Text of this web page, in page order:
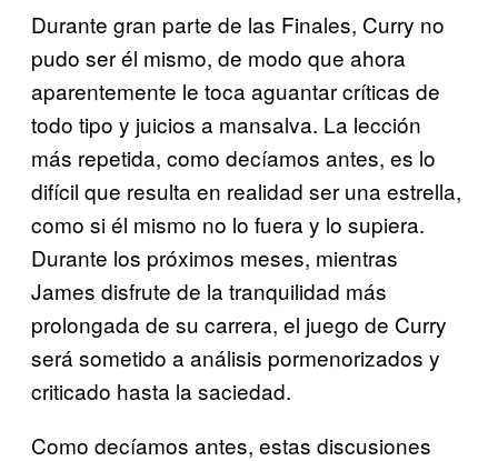
Durante gran parte de las Finales, Curry no
pudo ser él mismo, de modo que ahora
aparentemente le toca aguantar críticas de
todo tipo y juicios a mansalva. La lección
más repetida, como decíamos antes, es lo
difícil que resulta en realidad ser una estrella,
como si él mismo no lo fuera y lo supiera.
Durante los próximos meses, mientras
James disfrute de la tranquilidad más
prolongada de su carrera, el juego de Curry
será sometido a análisis pormenorizados y
criticado hasta la saciedad.
Como decíamos antes, estas discusiones